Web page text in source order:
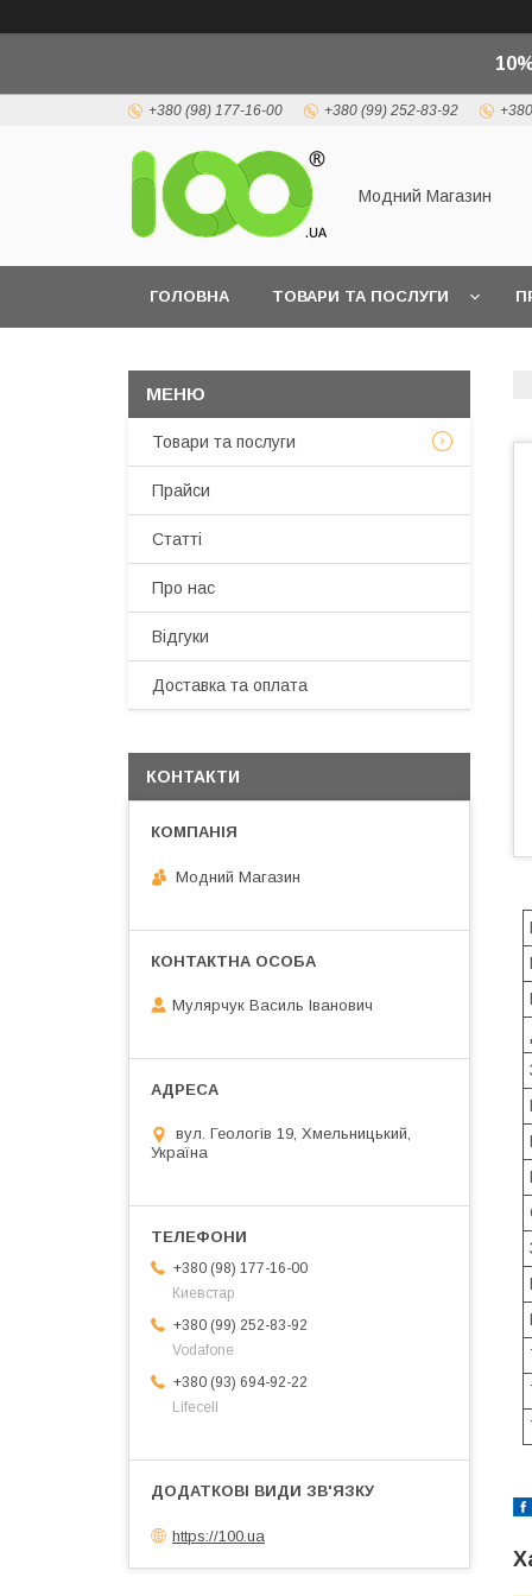
+380 (98) 177-16-00 +380 (99) 252-83-92
Модний Магазин
ГОЛОВНА ТОВАРИ ТА ПОСЛУГИ
Товари та послуги
Прайси
Статті
Про нас
Відгуки
Доставка та оплата
КОНТАКТИ
Модний Магазин
Мулярчук Василь Іванович
вул. Геологів 19, Хмельницький,
Україна
+380 (98) 177-16-00
Киевстар
+380 (99) 252-83-92
Vodafone
+380 (93) 694-92-22
Lifecell
https://100.ua